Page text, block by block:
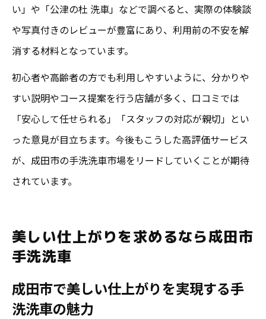
い」や「公津の杜 洗車」などで調べると、実際の体験談
や写真付きのレビューが豊富にあり、利用前の不安を解
消する材料となっています。
初心者や高齢者の方でも利用しやすいように、分かりや
すい説明やコース提案を行う店舗が多く、口コミでは
「安心して任せられる」「スタッフの対応が親切」とい
った意見が目立ちます。今後もこうした高評価サービス
が、成田市の手洗洗車市場をリードしていくことが期待
されています。
美しい仕上がりを求めるなら成田市
手洗洗車
成田市で美しい仕上がりを実現する手
洗洗車の魅力